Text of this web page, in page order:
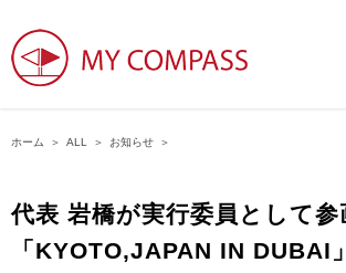
ホーム ＞ ALL ＞ お知らせ ＞
代表 岩橋が実行委員として参
「KYOTO,JAPAN IN DUBAI